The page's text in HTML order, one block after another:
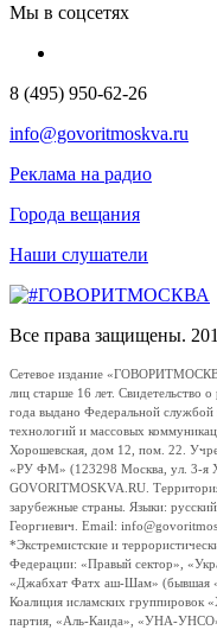
Мы в соцсетях
8 (495) 950-62-26
info@govoritmoskva.ru
Реклама на радио
Города вещания
Наши слушатели
Все права защищены.
Сетевое издание
лиц старше 16 лет.
года выдано Федеральной
технологий и массовых
Хорошевская, дом 12, пом. 22.
«РУ ФМ» (123298 Москва, ул. 3-я
GOVORITMOSKVA.RU.
зарубежные страны. Языки:
Георгиевич. Email:
*Экстремистские и
Федерации: «Правый сектор»,
«Джабхат Фатх аш-Шам» (бывшая
Коалиция исламских группировок
партия, «Аль-Каида», «УНА-